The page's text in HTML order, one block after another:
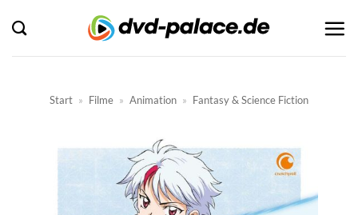
Inhalt
springen
Start » Filme » Animation » Fantasy & Science Fiction